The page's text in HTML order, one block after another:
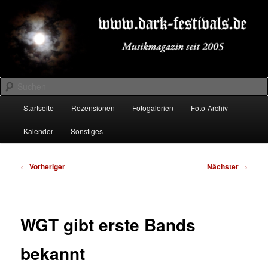
primären
Inhalt
springenDARK-FESTIVALS.DE
Suchen
Startseite Rezensionen Fotogalerien Foto-Archiv
Kalender Sonstiges
Beitragsnavigation
← Vorheriger Nächster →
WGT gibt erste Bands
bekannt